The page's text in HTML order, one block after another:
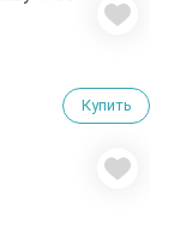
Купить